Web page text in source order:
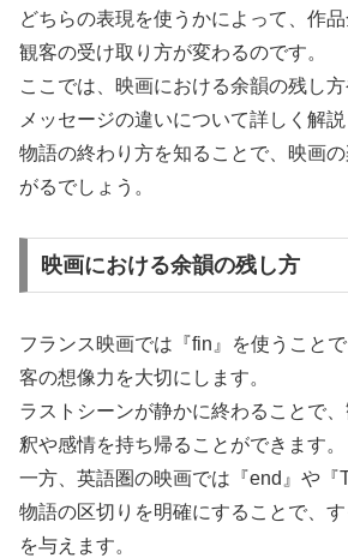
どちらの表現を使うかによって、作品
観客の受け取り方が変わるのです。
ここでは、映画における余韻の残し
メッセージの違いについて詳しく解説
物語の終わり方を知ることで、映画
がるでしょう。
映画における余韻の残し方
フランス映画では『fin』を使うこと
客の想像力を大切にします。
ラストシーンが静かに終わることで
釈や感情を持ち帰ることができます。
一方、英語圏の映画では『end』や『
物語の区切りを明確にすることで、
を与えます。